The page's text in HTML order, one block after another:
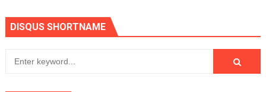
DISQUS SHORTNAME